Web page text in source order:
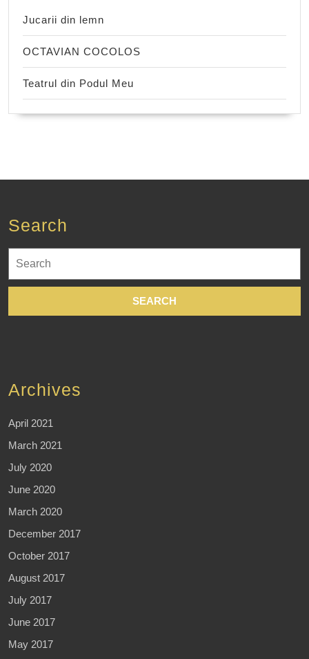
Jucarii din lemn
OCTAVIAN COCOLOS
Teatrul din Podul Meu
Search
for:
Archives
April 2021
March 2021
July 2020
June 2020
March 2020
December 2017
October 2017
August 2017
July 2017
June 2017
May 2017